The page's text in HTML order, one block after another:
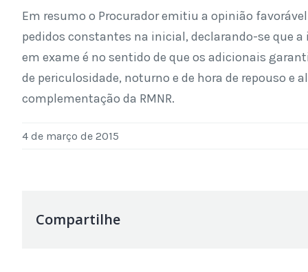
Em resumo o Procurador emitiu a opinião
pedidos constantes na inicial, declarando-se que
em exame é no sentido de que os adicionais
de periculosidade, noturno e de hora de repouso e
complementação da RMNR.
4 de março de 2015
Compartilhe